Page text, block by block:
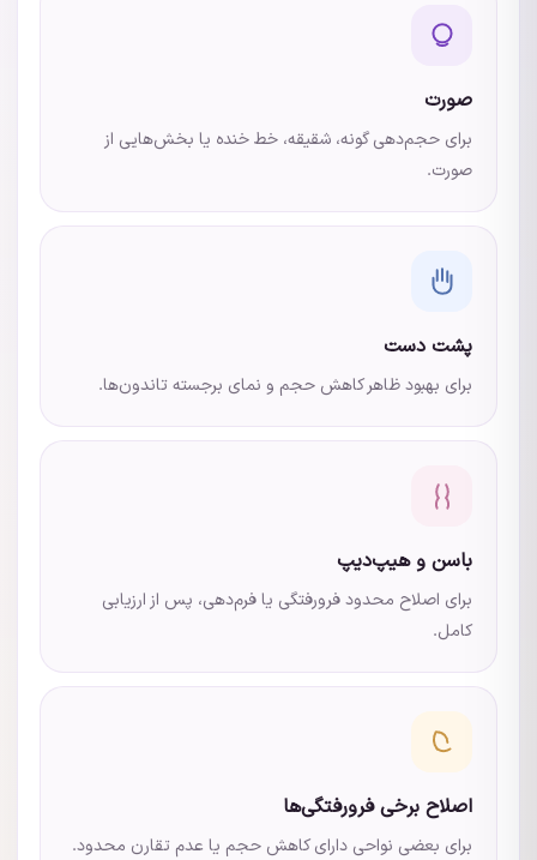
صورت
برای حجم‌دهی گونه، شقیقه، خط خنده یا بخش‌هایی از
صورت.
پشت دست
برای بهبود ظاهر کاهش حجم و نمای برجسته تاندون‌ها.
باسن و هیپ‌دیپ
برای اصلاح محدود فرورفتگی یا فرم‌دهی، پس از ارزیابی
کامل.
اصلاح برخی فرورفتگی‌ها
برای بعضی نواحی دارای کاهش حجم یا عدم تقارن محدود.